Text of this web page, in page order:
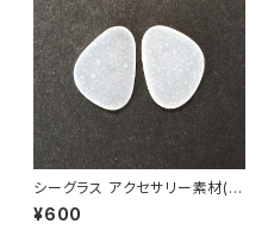
シーグラス アクセサリー素材(ピ
アス用) ASP-2
¥600